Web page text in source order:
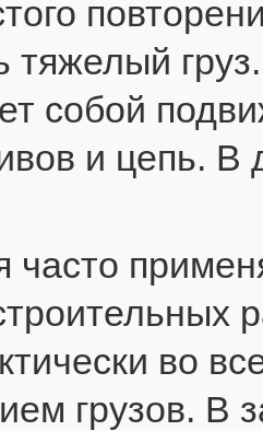
тяжелый
собой
и цепь. В
часто
во
грузов. В